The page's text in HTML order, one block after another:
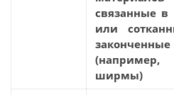
связанные в
или
(например,
ширмы)